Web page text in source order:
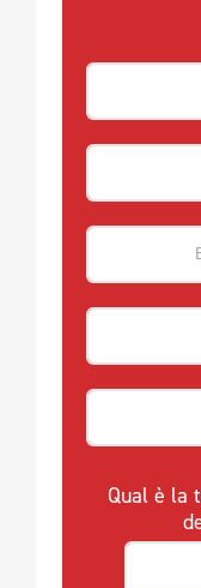
Qual è la